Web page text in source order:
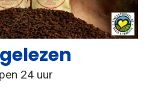
24 uur